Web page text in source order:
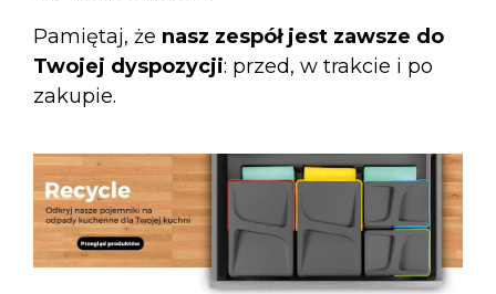
Pamiętaj, że nasz zespół jest zawsze do
Twojej dyspozycji: przed, w trakcie i po
zakupie.